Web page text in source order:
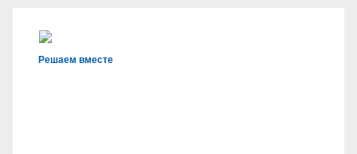
Решаем вместе